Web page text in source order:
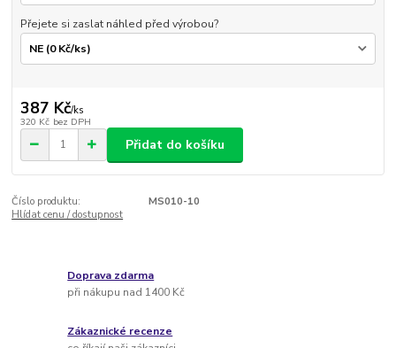
Přejete si zaslat náhled před výrobou?
387 Kč/ks
320 Kč bez DPH
Přidat do košíku
Číslo produktu:
MS010-10
Hlídat cenu / dostupnost
Doprava zdarma
při nákupu nad 1400 Kč
Zákaznické recenze